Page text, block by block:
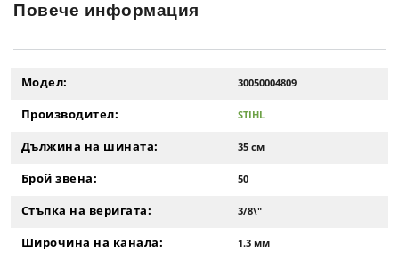
Повече информация
Модел: 30050004809
Производител: STIHL
Дължина на шината: 35 см
Брой звена: 50
Стъпка на веригата: 3/8\"
Широчина на канала: 1.3 мм